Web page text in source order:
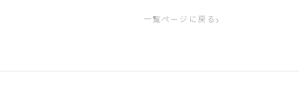
一覧ページに戻る ›